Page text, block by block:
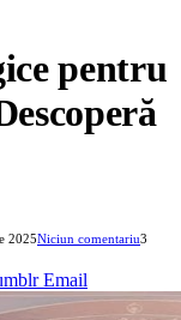
pentru
2025Niciun comentariu3
Email